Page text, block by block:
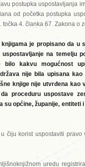
postupka uspostavljanja
od početka postupka
4. članka 67. Zakona o
je propisano da
na temelju
bilo kakvu mogućnost
nije bila upisana
knjige nije utvrđena kao
proceduru uspostave
su općine, županije,
čiju korist uspostaviti
uredu